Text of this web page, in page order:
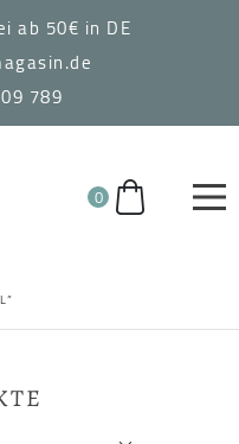
ab 50€ in DE
789
0